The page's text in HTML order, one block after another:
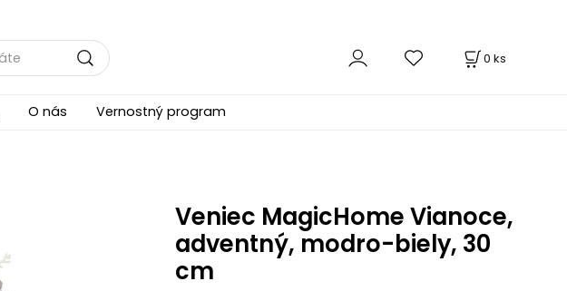
0 ks
O nás Vernostný program
Veniec MagicHome Vianoce,
adventný, modro-biely, 30
cm